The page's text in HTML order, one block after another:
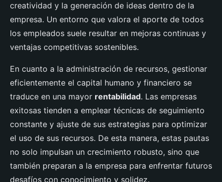
creatividad y la generación de ideas dentro de la
empresa. Un entorno que valora el aporte de todos
los empleados suele resultar en mejoras continuas y
ventajas competitivas sostenibles.
En cuanto a la administración de recursos, gestionar
eficientemente el capital humano y financiero se
traduce en una mayor rentabilidad. Las empresas
exitosas tienden a emplear técnicas de seguimiento
constante y ajuste de sus estrategias para optimizar
el uso de sus recursos. De esta manera, estas pautas
no solo impulsan un crecimiento robusto, sino que
también preparan a la empresa para enfrentar futuros
desafíos con conocimiento y solidez.